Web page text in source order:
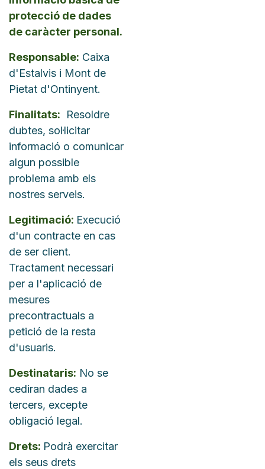
protecció de dades
de caràcter personal.
Responsable: Caixa
d'Estalvis i Mont de
Pietat d'Ontinyent.
Finalitats:
Resoldre
dubtes, sol·licitar
informació o comunicar
algun possible
problema amb els
nostres serveis.
Legitimació: Execució
d'un contracte en cas
de ser client.
Tractament necessari
per a l'aplicació de
mesures
precontractuals a
petició de la resta
d'usuaris.
Destinataris: No se
cediran dades a
tercers, excepte
obligació legal.
Drets: Podrà exercitar
els seus drets